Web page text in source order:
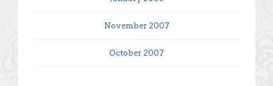
November 2007
October 2007